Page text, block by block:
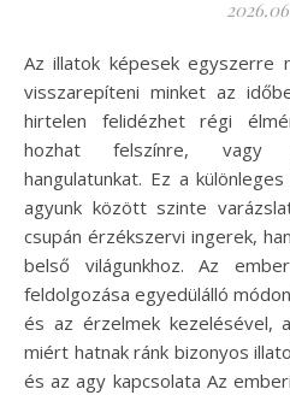
Az illatok képesek egyszerre megragadni a pillanatot és
visszarepíteni minket az
hirtelen felidézhet régi
hozhat felszínre, vagy
hangulatunkat. Ez a
agyunk között szinte
csupán érzékszervi ingerek,
belső világunkhoz. Az
feldolgozása egyedülálló
és az érzelmek kezelésével,
miért hatnak ránk bizonyos
és az agy kapcsolata Az